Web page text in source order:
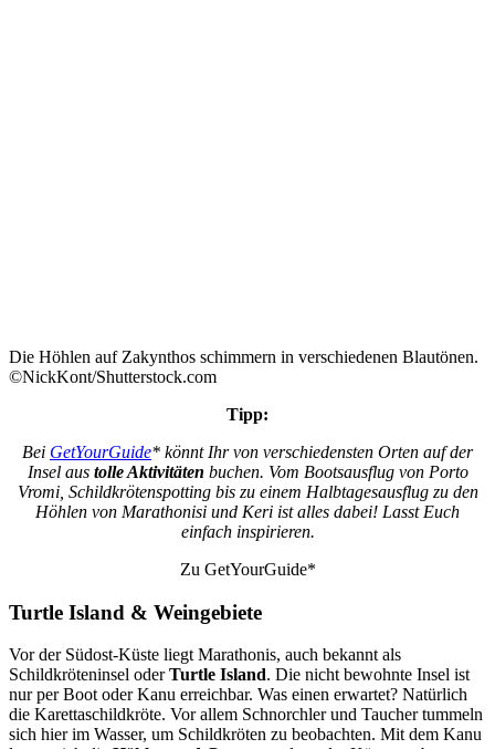
Die Höhlen auf Zakynthos schimmern in verschiedenen Blautönen.
©NickKont/Shutterstock.com
Tipp:
Bei GetYourGuide* könnt Ihr von verschiedensten Orten auf der
Insel aus tolle Aktivitäten buchen. Vom Bootsausflug von Porto
Vromi, Schildkrötenspotting bis zu einem Halbtagesausflug zu den
Höhlen von Marathonisi und Keri ist alles dabei! Lasst Euch
einfach inspirieren.
Zu GetYourGuide*
Turtle Island & Weingebiete
Vor der Südost-Küste liegt Marathonis, auch bekannt als
Schildkröteninsel oderTurtle Island. Die nicht bewohnte Insel ist
nur per Boot oder Kanu erreichbar. Was einen erwartet? Natürlich
die Karettaschildkröte. Vor allem Schnorchler und Taucher tummeln
sich hier im Wasser, um Schildkröten zu beobachten. Mit dem Kanu